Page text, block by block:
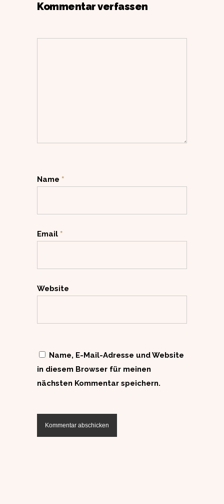
Kommentar verfassen
Name *
Email *
Website
Name, E-Mail-Adresse und Website
in diesem Browser für meinen
nächsten Kommentar speichern.